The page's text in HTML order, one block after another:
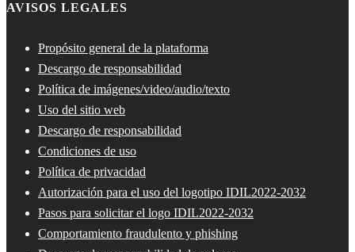
AVISOS LEGALES
Propósito general de la plataforma
Descargo de responsabilidad
Política de imágenes/video/audio/texto
Uso del sitio web
Descargo de responsabilidad
Condiciones de uso
Política de privacidad
Autorización para el uso del logotipo IDIL2022-2032
Pasos para solicitar el logo IDIL2022-2032
Comportamiento fraudulento y phishing